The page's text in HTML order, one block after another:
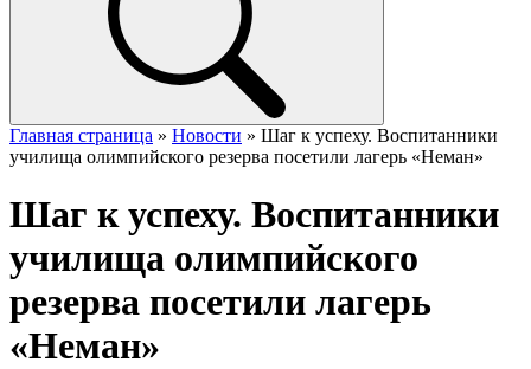
Главная страница » Новости » Шаг к успеху. Воспитанники
училища олимпийского резерва посетили лагерь «Неман»
Шаг к успеху. Воспитанники
училища олимпийского
резерва посетили лагерь
«Неман»